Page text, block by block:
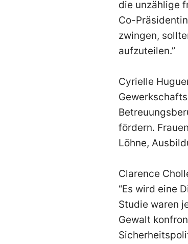
die unzählige
Co-
zwingen,
aufzuteilen.”
Cyrielle
fördern.
Löhne,
Clarence
“Es wird eine
Studie waren
Gewalt